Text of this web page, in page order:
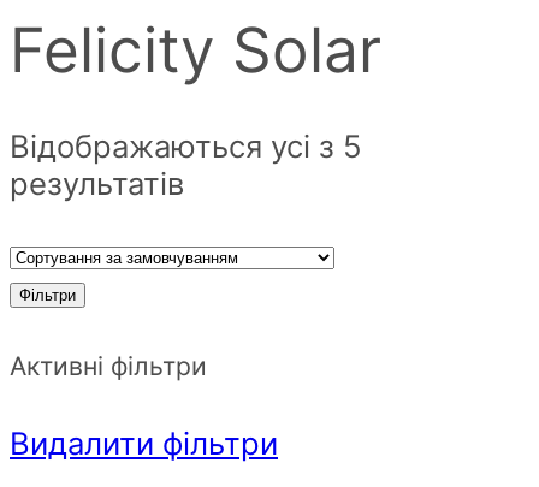
Felicity Solar
Відображаються усі з 5
результатів
Фільтри
Активні фільтри
Видалити фільтри